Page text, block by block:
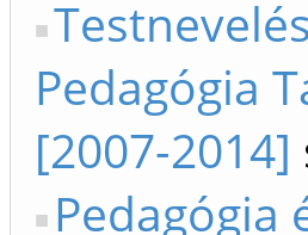
Pedagógia
[2007-2014]
Pedagógia